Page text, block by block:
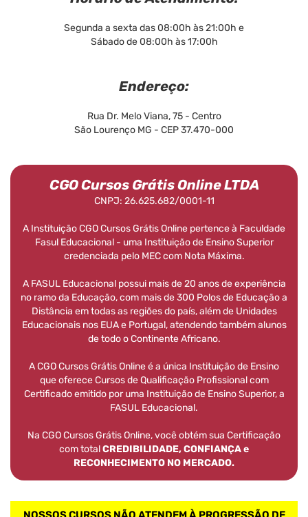
Segunda a sexta das 08:00h às 21:00h e
Sábado de 08:00h às 17:00h
Endereço:
Rua Dr. Melo Viana, 75 - Centro
São Lourenço MG - CEP 37.470-000
CGO Cursos Grátis Online LTDA
CNPJ: 26.625.682/0001-11
A Instituição CGO Cursos Grátis Online pertence à Faculdade
Fasul Educacional - uma Instituição de Ensino Superior
credenciada pelo MEC com Nota Máxima.
A FASUL Educacional possui mais de 20 anos de experiência
no ramo da Educação, com mais de 300 Polos de Educação a
Distância em todas as regiões do país, além de Unidades
Educacionais nos EUA e Portugal, atendendo também alunos
de todo o Continente Africano.
A CGO Cursos Grátis Online é a única Instituição de Ensino
que oferece Cursos de Qualificação Profissional com
Certificado emitido por uma Instituição de Ensino Superior, a
FASUL Educacional.
Na CGO Cursos Grátis Online, você obtém sua Certificação
com totalCREDIBILIDADE, CONFIANÇA e
RECONHECIMENTO NO MERCADO.